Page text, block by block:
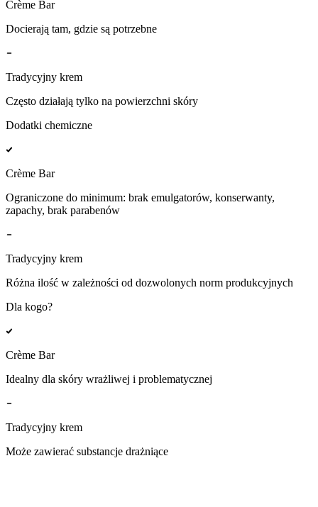
Crème Bar
Docierają tam, gdzie są potrzebne
Tradycyjny krem
Często działają tylko na powierzchni skóry
Dodatki chemiczne
Crème Bar
Ograniczone do minimum: brak emulgatorów, konserwanty,
zapachy, brak parabenów
Tradycyjny krem
Różna ilość w zależności od dozwolonych norm produkcyjnych
Dla kogo?
Crème Bar
Idealny dla skóry wrażliwej i problematycznej
Tradycyjny krem
Może zawierać substancje drażniące